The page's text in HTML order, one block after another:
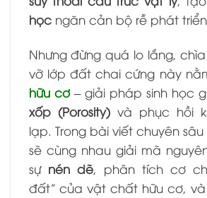
họcngăn cản bộ rễ phát
Nhưng đừng quá lo lắng,
vỡ lớp đất chai cứng này
hữu cơ– giải pháp sinh học
xốp (Porosity)và phục hồi
lạp. Trong bài viết chuyên
sẽ cùng nhau giải mã
sự nén dẽ, phân tích cơ
đất” của vật chất hữu cơ,